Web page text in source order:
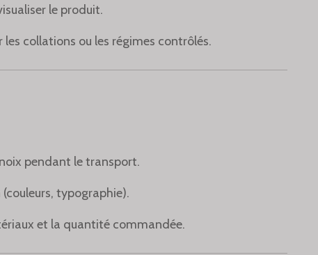
le produit.
collations ou les régimes contrôlés.
pendant le transport.
typographie).
et la quantité commandée.